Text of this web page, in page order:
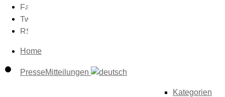
Home
PresseMitteilungen
Kategorien